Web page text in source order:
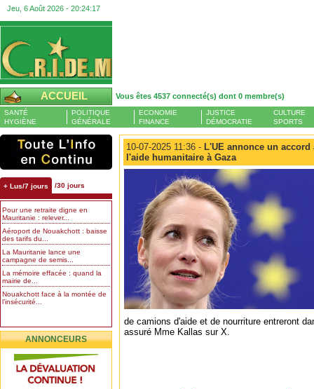
Jeu, 6 Août 2026 - 20:24:18
ACCUEIL Vous êtes 4537 connecté(s) dont 0 membre(s)
SANTÉ
HYGIÈNE
POLITIQUE
GÉNÉRALE
ECONOMIE
FINANCE
JUSTICE
DÉMOCRATIE
CULTURE
SPORTS
+ Lus/7 jours /30 jours
Pour une retraite digne en
Mauritanie : relever...
Aéroport de Nouakchott : baisse
des tarifs du...
La Mauritanie lance une
campagne de semis...
La mémoire effacée : quand la
mairie de...
Nouakchott face à la montée de
l’insécurité...
ANNONCEURS
10-07-2025 11:36 - L'UE annonce un
l'aide humanitaire à Gaza
de camions d'aide et de nourriture entreront
assuré Mme Kallas sur X.